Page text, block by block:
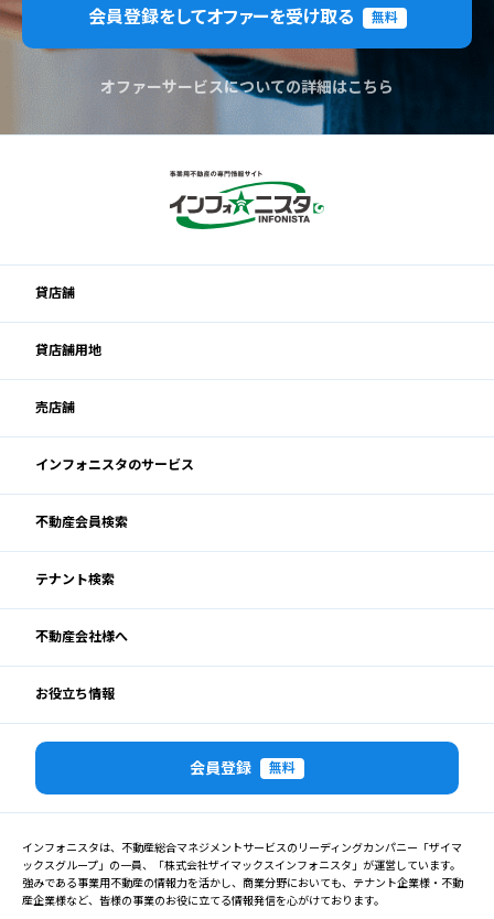
会員登録をしてオファーを受け取る 無料
オファーサービスについての詳細はこちら
貸店舗
貸店舗用地
売店舗
インフォニスタのサービス
不動産会員検索
テナント検索
不動産会社様へ
お役立ち情報
会員登録 無料
インフォニスタは、不動産総合マネジメントサービスのリーディングカンパニー「ザイマ
ックスグループ」の一員、「株式会社ザイマックスインフォニスタ」が運営しています。
強みである事業用不動産の情報力を活かし、商業分野においても、テナント企業様・不動
産企業様など、皆様の事業のお役に立てる情報発信を心がけております。